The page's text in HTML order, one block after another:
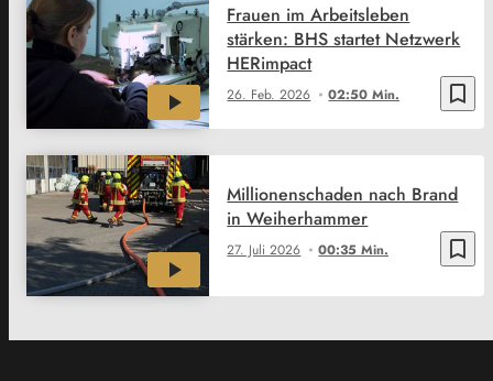
bookmark_border
26. Feb. 2026 02:50 Min.
Frauen im Arbeitsleben
stärken: BHS startet Netzwerk
HERimpact
bookmark_border
27. Juli 2026 00:35 Min.
Millionenschaden nach Brand
in Weiherhammer